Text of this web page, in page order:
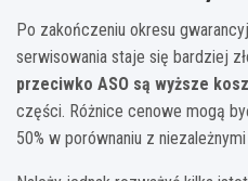
Po zakończeniu okresu
serwisowania staje się bardziej
przeciwko ASO są wyższe
części. Różnice cenowe mogą
50% w porównaniu z